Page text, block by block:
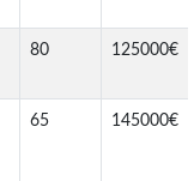
80 125000€
65 145000€